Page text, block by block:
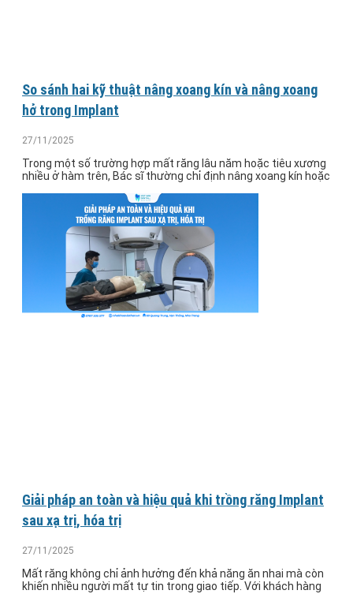
So sánh hai kỹ thuật nâng xoang kín và nâng xoang
hở trong Implant
27/11/2025
Trong một số trường hợp mất răng lâu năm hoặc tiêu xương
nhiều ở hàm trên, Bác sĩ thường chỉ định nâng xoang kín hoặc
Giải pháp an toàn và hiệu quả khi trồng răng Implant
sau xạ trị, hóa trị
27/11/2025
Mất răng không chỉ ảnh hưởng đến khả năng ăn nhai mà còn
khiến nhiều người mất tự tin trong giao tiếp. Với khách hàng